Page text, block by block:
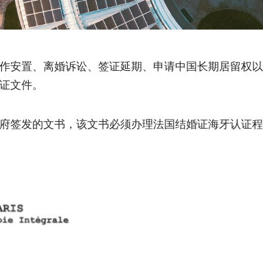
安置、离婚诉讼、签证延期、申请中国长期居留权以
文件。
签发的文书，该文书必须办理法国结婚证海牙认证程